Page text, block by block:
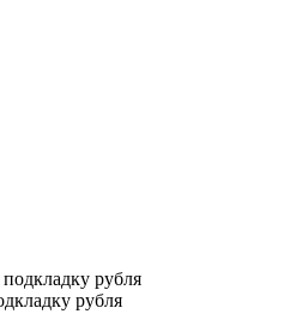
рубля